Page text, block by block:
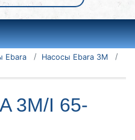
Ebara
Насосы Ebara 3M
3M/I 65-